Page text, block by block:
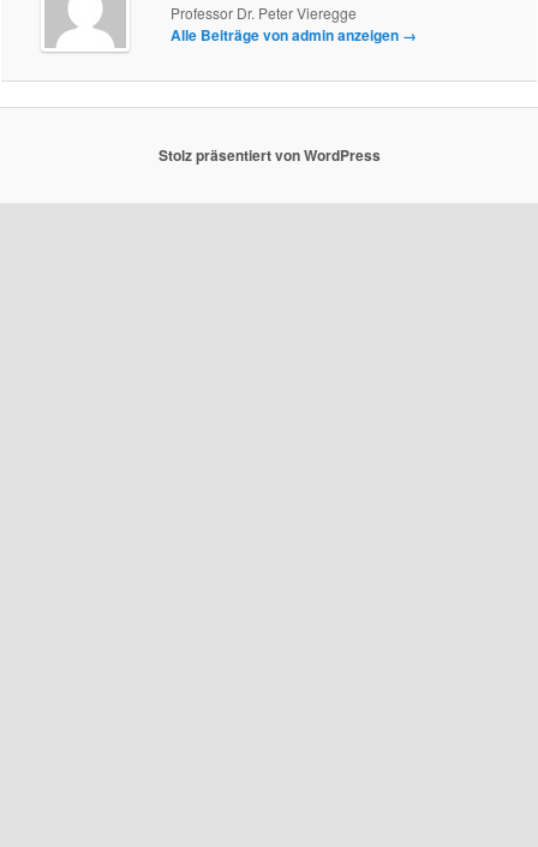
Professor Dr. Peter Vieregge
Alle Beiträge von admin anzeigen →
Stolz präsentiert von WordPress